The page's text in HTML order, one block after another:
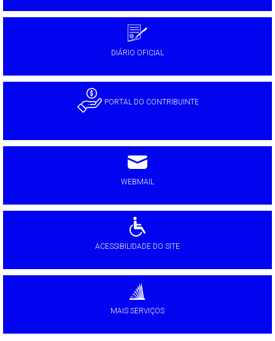
DIÁRIO OFICIAL
PORTAL DO CONTRIBUINTE
WEBMAIL
ACESSIBILIDADE DO SITE
MAIS SERVIÇOS